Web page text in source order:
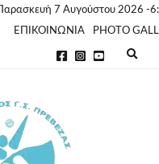
Παρασκευή 7 Αυγούστου 2026 -
ΕΠΙΚΟΙΝΩΝΙΑ
PHOTO